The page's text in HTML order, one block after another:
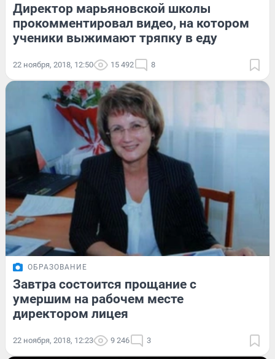
Директор марьяновской школы
прокомментировал видео, на котором
ученики выжимают тряпку в еду
22 ноября, 2018, 12:50 15 492 8
ОБРАЗОВАНИЕ
Завтра состоится прощание с
умершим на рабочем месте
директором лицея
22 ноября, 2018, 12:23 9 246 3